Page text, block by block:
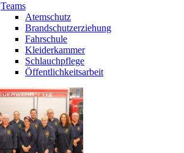
Teams
Atemschutz
Brandschutzerziehung
Fahrschule
Kleiderkammer
Schlauchpflege
Öffentlichkeitsarbeit